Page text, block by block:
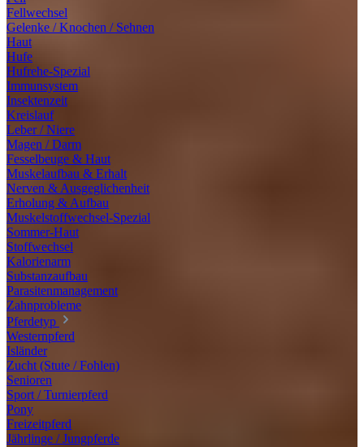
Fellwechsel
Gelenke / Knochen / Sehnen
Haut
Hufe
Hufrehe-Spezial
Immunsystem
Insektenzeit
Kreislauf
Leber / Niere
Magen / Darm
Fesselbeuge & Haut
Muskelaufbau & Erhalt
Nerven & Ausgeglichenheit
Erholung & Aufbau
Muskelstoffwechsel-Spezial
Sommer-Haut
Stoffwechsel
Kalorienarm
Substanzaufbau
Parasitenmanagement
Zahnprobleme
Pferdetyp
Westernpferd
Isländer
Zucht (Stute / Fohlen)
Senioren
Sport / Turnierpferd
Pony
Freizeitpferd
Jährlinge / Jungpferde